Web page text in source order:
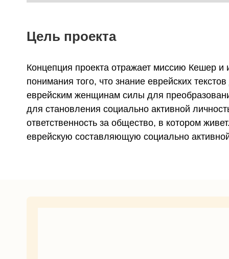
Цель проекта
Концепция проекта отражает миссию Кешер и
понимания того, что знание еврейских
еврейским женщинам силы для
для становления социально активной
ответственность за общество, в котором
еврейскую составляющую социально
привлекает к добрым делам, волонтерской
укрепление еврейской общины. Идея «менч»
мероприятия МОО «Кешер». Выпускницы
еврейскими лидерами, организаторами и
участниками мероприятий и акций,